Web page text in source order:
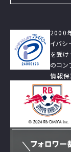
2000
イバシ
を受
のコン
情報保